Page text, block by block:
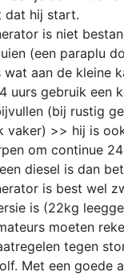
dat hij start.
is niet
(een paraplu
wat aan de kleine
uurs gebruik een
(bij rustig
vaker) >> hij is
om continue
diesel is dan
is best wel
is (22kg
moeten
tegen
Met een goede